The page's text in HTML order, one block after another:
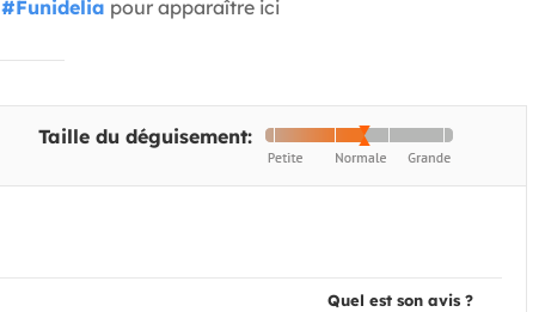
#Funidelia pour apparaître ici
Taille du déguisement:
Quel est son avis ?